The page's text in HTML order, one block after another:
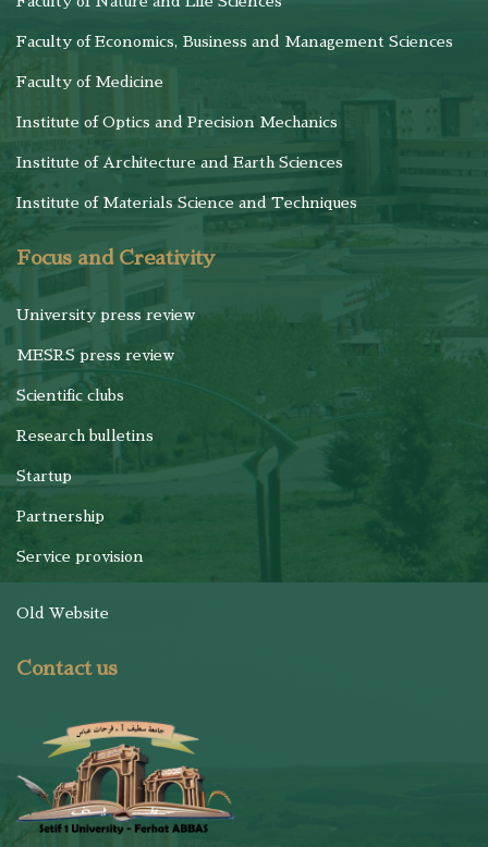
Faculty of Economics, Business and Management Sciences
Faculty of Medicine
Institute of Optics and Precision Mechanics
Institute of Architecture and Earth Sciences
Institute of Materials Science and Techniques
Focus and Creativity
University press review
MESRS press review
Scientific clubs
Research bulletins
Startup
Partnership
Service provision
Old Website
Contact us